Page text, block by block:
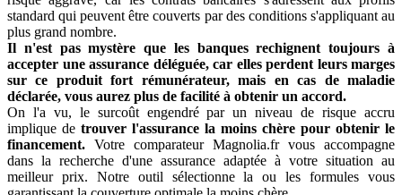
standard qui peuvent être couverts par des conditions s'appliquant au
plus grand nombre.
Il n'est pas mystère que les banques rechignent toujours à
accepter une assurance déléguée, car elles perdent leurs marges
sur ce produit fort rémunérateur, mais en cas de maladie
déclarée, vous aurez plus de facilité à obtenir un accord.
On l'a vu, le surcoût engendré par un niveau de risque accru
implique de trouver l'assurance la moins chère pour obtenir le
financement. Votre comparateur Magnolia.fr vous accompagne
dans la recherche d'une assurance adaptée à votre situation au
meilleur prix. Notre outil sélectionne la ou les formules vous